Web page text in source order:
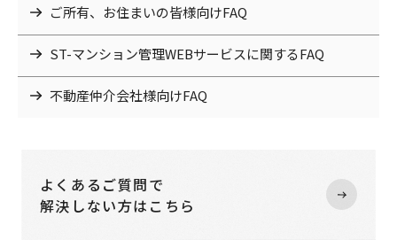
ご所有、お住まいの皆様向けFAQ
ST-マンション管理WEBサービスに関するFAQ
不動産仲介会社様向けFAQ
よくあるご質問で
解決しない方はこちら